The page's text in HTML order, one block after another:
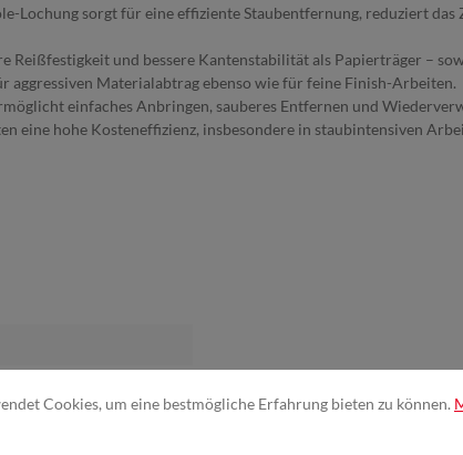
sorgt für eine effiziente Staubentfernung, reduziert
und bessere Kantenstabilität als Papierträger –
aggressiven Materialabtrag ebenso wie für feine Finish-Arbeiten.
einfaches Anbringen, sauberes Entfernen und
hohe Kosteneffizienz, insbesondere in staubintensiven
Cookies, um eine bestmögliche Erfahrung bieten zu können.